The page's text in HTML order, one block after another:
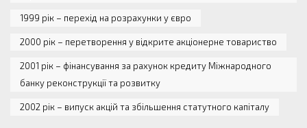
1999 рік – перехід на розрахунки у євро
2000 рік – перетворення у відкрите акціонерне товариство
2001 рік – фінансування за рахунок кредиту Міжнародного
банку реконструкції та розвитку
2002 рік – випуск акцій та збільшення статутного капіталу